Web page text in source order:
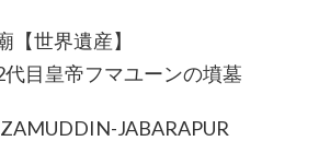
【世界遺産】
代目皇帝フマユーンの墳墓
JABARAPUR